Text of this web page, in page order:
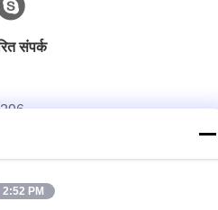
संपर्क
2:52 PM